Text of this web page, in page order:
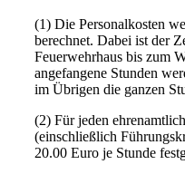
(1) Die Personalkosten
berechnet. Dabei ist der
Feuerwehrhaus bis zum
angefangene Stunden
im Übrigen die ganzen
(2) Für jeden
(einschließlich
20.00 Euro je Stunde